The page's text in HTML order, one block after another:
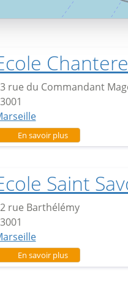
rue du Commandant
En savoir plussur Ecole
Saint
rue Barthélémy
En savoir plussur Ecole Saint